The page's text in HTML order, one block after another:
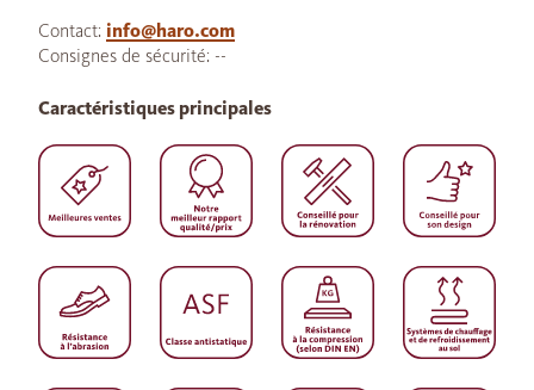
Contact: info@haro.com
Consignes de sécurité: --
Caractéristiques principales